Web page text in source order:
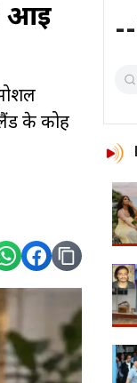
आई
के कोह
--